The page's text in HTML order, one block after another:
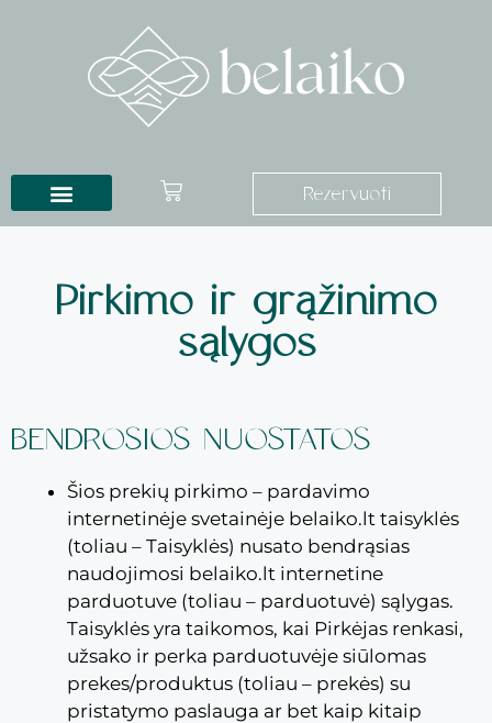
Rezervuoti
Pirkimo ir grąžinimo
sąlygos
BENDROSIOS NUOSTATOS
Šios prekių pirkimo – pardavimo
internetinėje svetainėje belaiko.lt taisyklės
(toliau – Taisyklės) nusato bendrąsias
naudojimosi belaiko.lt internetine
parduotuve (toliau – parduotuvė) sąlygas.
Taisyklės yra taikomos, kai Pirkėjas renkasi,
užsako ir perka parduotuvėje siūlomas
prekes/produktus (toliau – prekės) su
pristatymo paslauga ar bet kaip kitaip